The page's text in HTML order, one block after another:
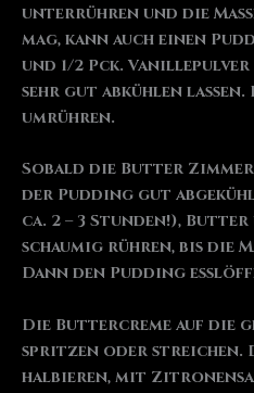
unterrühren und die
mag, kann auch einen
und 1/2 Pck. Vanillepulver
sehr gut abkühlen lassen.
umrühren.
Sobald die Butter
der Pudding gut
ca. 2 – 3 Stunden!),
schaumig rühren, bis die
Dann den Pudding
Die Buttercreme auf die
spritzen oder streichen.
halbieren, mit